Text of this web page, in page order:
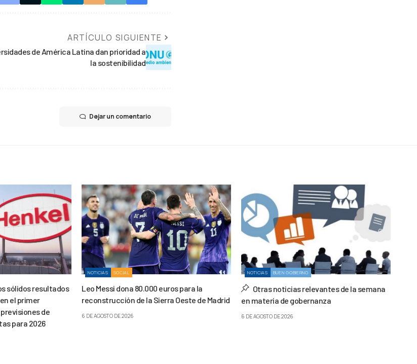
ARTÍCULO SIGUIENTE
de América Latina dan prioridad a
la sostenibilidad
Dejar un comentario
sólidos resultados
el primer
de
para 2026
NOTICIAS SOCIAL
Leo Messi dona 80.000 euros para la
reconstrucción de la Sierra Oeste de Madrid
6 DE AGOSTO DE 2026
NOTICIAS BUEN GOBIERNO
Otras noticias relevantes de la semana
en materia de gobernanza
6 DE AGOSTO DE 2026